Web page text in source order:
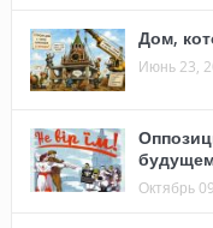
Дом,
Июнь 23,
Октябрь